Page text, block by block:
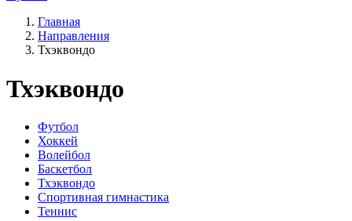
Главная
Направления
Тхэквондо
Тхэквондо
Футбол
Хоккей
Волейбол
Баскетбол
Тхэквондо
Спортивная гимнастика
Теннис